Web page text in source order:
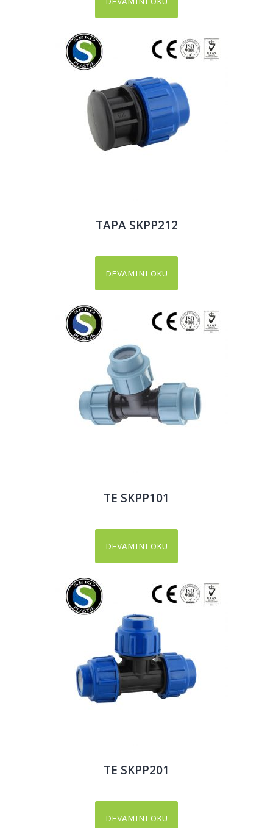
TAPA SKPP212
DEVAMINI OKU
TE SKPP101
DEVAMINI OKU
TE SKPP201
DEVAMINI OKU